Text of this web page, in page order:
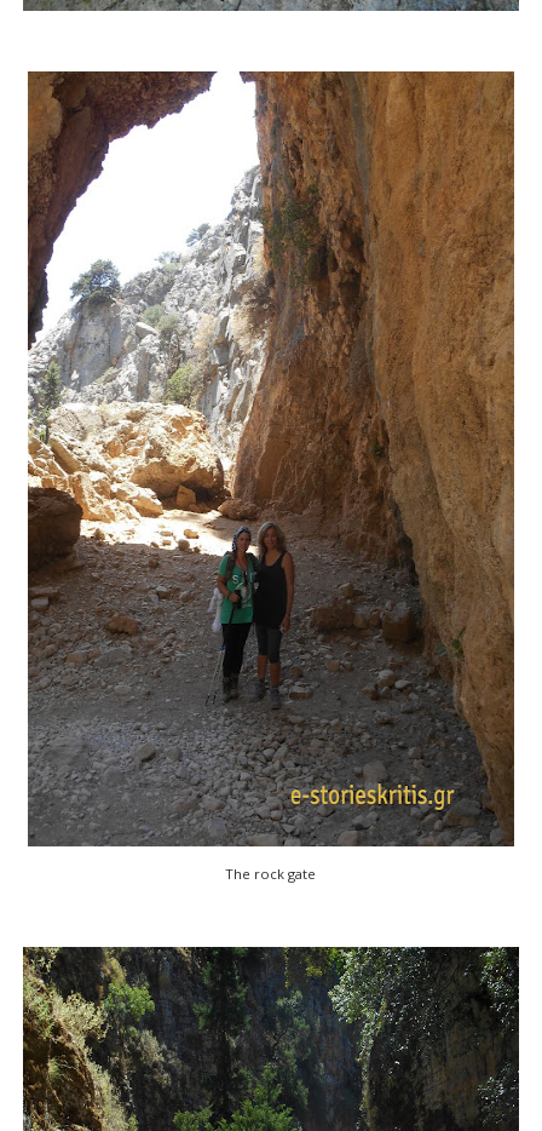
The rock gate